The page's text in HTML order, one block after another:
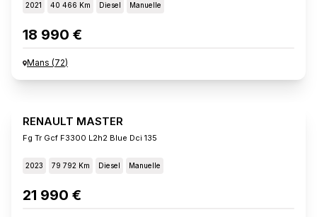
2021 40 466 Km Diesel Manuelle
18 990 €
Mans (72)
RENAULT MASTER
Fg Tr Gcf F3300 L2h2 Blue Dci 135
2023 79 792 Km Diesel Manuelle
21 990 €